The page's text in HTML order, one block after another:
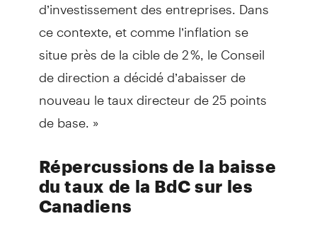
ce contexte, et comme l’inflation se
situe près de la cible de 2 %, le Conseil
de direction a décidé d’abaisser de
nouveau le taux directeur de 25 points
de base. »
Répercussions de la baisse
du taux de la BdC sur les
Canadiens